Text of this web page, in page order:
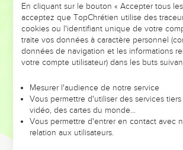
armes de Joab, fils de Tserouya.
Ira, de Yéter. Gareb, de Yéter.
Urie, le Hittite. Zabad, fils d’Ahlaï.
Adina, fils de Chiza, le Rubénite, chef
Hanân, fils de Maaka. Josaphat, de Mitni.
Ouzzia, d’Achtaroth. Chama et Yehiel,
d’Aroër.
En cliquant sur le bouton « Accepter tous
acceptez que TopChrétien utilise des
cookies ou l'identifiant unique de votre
traite vos données à caractère personnel
données de navigation et les informations
votre compte utilisateur) dans les buts
Mesurer l'audience de notre service
Vous permettre d'utiliser des services
vidéo, des cartes du monde…
Vous permettre d'entrer en contact avec
relation aux utilisateurs.